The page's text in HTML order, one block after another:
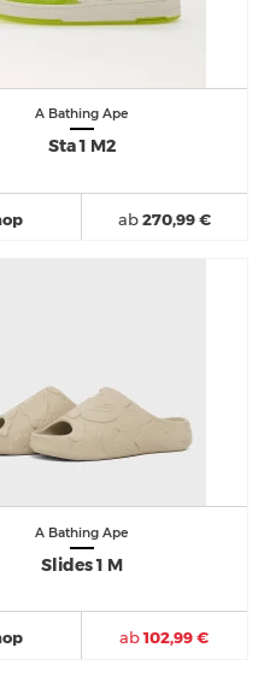
A Bathing Ape
Sta 1 M2
ab270,99 €
A Bathing Ape
Slides 1 M
ab102,99 €